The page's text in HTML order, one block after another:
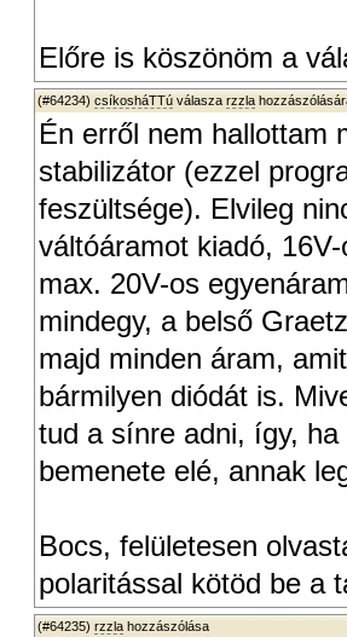
Előre is köszönöm a
(#64234) csíkosháTTú válasza rzzla
Én erről nem hallottam
stabilizátor (ezzel
feszültsége). Elvileg
váltóáramot kiadó,
max. 20V-os
mindegy, a belső
majd minden áram,
bármilyen diódát is.
tud a sínre adni, így,
bemenete elé, annak
Bocs, felületesen
polaritással kötöd be a
(#64235) rzzla hozzászólása